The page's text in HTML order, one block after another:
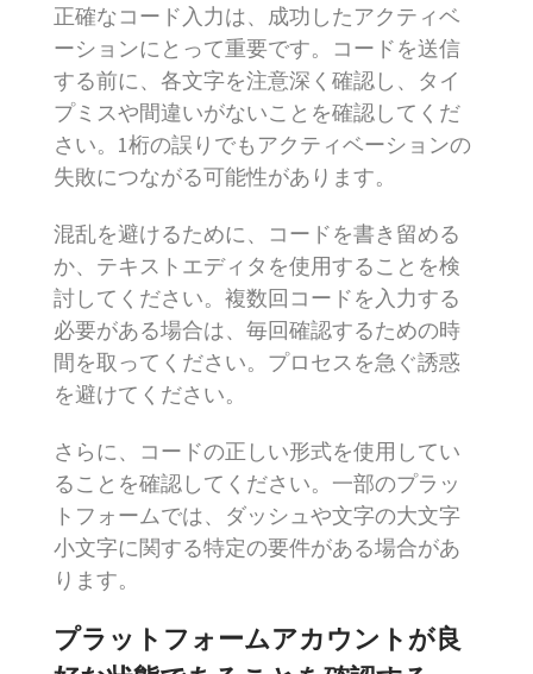
正確なコード入力は、成功したアクティベ
ーションにとって重要です。コードを送信
する前に、各文字を注意深く確認し、タイ
プミスや間違いがないことを確認してくだ
さい。1桁の誤りでもアクティベーションの
失敗につながる可能性があります。
混乱を避けるために、コードを書き留める
か、テキストエディタを使用することを検
討してください。複数回コードを入力する
必要がある場合は、毎回確認するための時
間を取ってください。プロセスを急ぐ誘惑
を避けてください。
さらに、コードの正しい形式を使用してい
ることを確認してください。一部のプラッ
トフォームでは、ダッシュや文字の大文字
小文字に関する特定の要件がある場合があ
ります。
プラットフォームアカウントが良